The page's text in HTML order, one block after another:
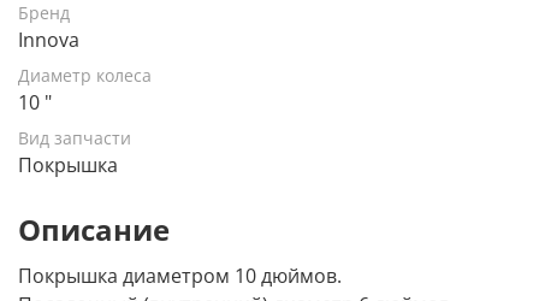
Бренд
Innova
Диаметр колеса
10 "
Вид запчасти
Покрышка
Описание
Покрышка диаметром 10 дюймов.